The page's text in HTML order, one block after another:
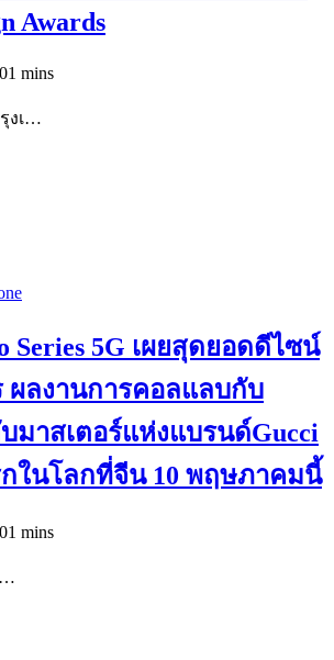
Awards
01 mins
งเ…
Series 5G เผยสุดยอดดีไซน์
ผลงานการคอลแลบกับ
มาสเตอร์แห่งแบรนด์Gucci
กในโลกที่จีน 10 พฤษภาคมนี้
01 mins
…